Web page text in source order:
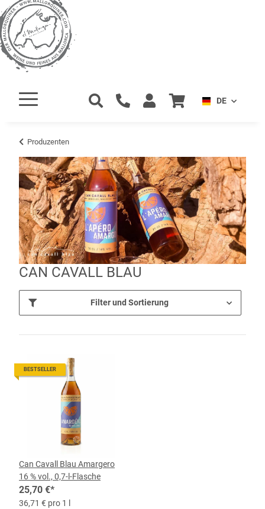
DE
Produzenten
CAN CAVALL BLAU
Filter und Sortierung
BESTSELLER
Can Cavall Blau Amargero
16 % vol., 0,7-l-Flasche
25,70 €*
36,71 € pro 1 l